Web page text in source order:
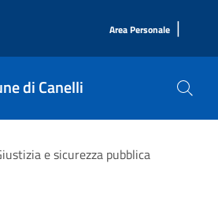
Area Personale |
di Canelli
e sicurezza pubblica